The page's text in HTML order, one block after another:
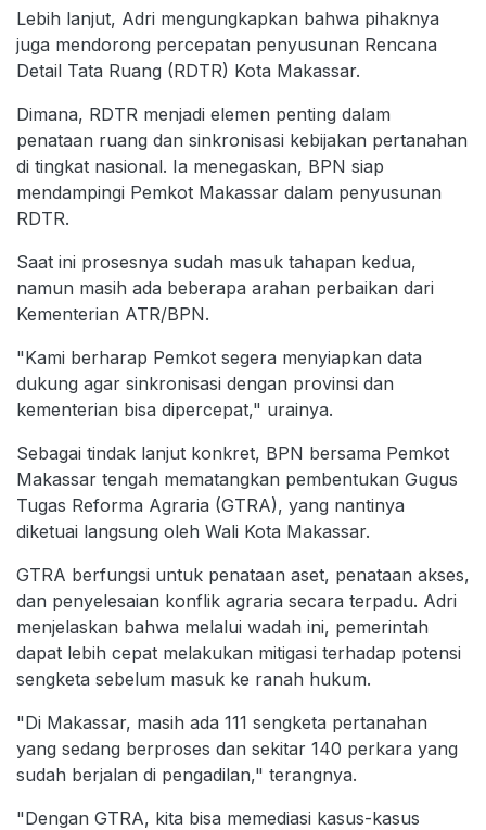
Lebih lanjut, Adri mengungkapkan bahwa pihaknya
juga mendorong percepatan penyusunan Rencana
Detail Tata Ruang (RDTR) Kota Makassar.
Dimana, RDTR menjadi elemen penting dalam
penataan ruang dan sinkronisasi kebijakan pertanahan
di tingkat nasional. Ia menegaskan, BPN siap
mendampingi Pemkot Makassar dalam penyusunan
RDTR.
Saat ini prosesnya sudah masuk tahapan kedua,
namun masih ada beberapa arahan perbaikan dari
Kementerian ATR/BPN.
"Kami berharap Pemkot segera menyiapkan data
dukung agar sinkronisasi dengan provinsi dan
kementerian bisa dipercepat," urainya.
Sebagai tindak lanjut konkret, BPN bersama Pemkot
Makassar tengah mematangkan pembentukan Gugus
Tugas Reforma Agraria (GTRA), yang nantinya
diketuai langsung oleh Wali Kota Makassar.
GTRA berfungsi untuk penataan aset, penataan akses,
dan penyelesaian konflik agraria secara terpadu. Adri
menjelaskan bahwa melalui wadah ini, pemerintah
dapat lebih cepat melakukan mitigasi terhadap potensi
sengketa sebelum masuk ke ranah hukum.
"Di Makassar, masih ada 111 sengketa pertanahan
yang sedang berproses dan sekitar 140 perkara yang
sudah berjalan di pengadilan," terangnya.
"Dengan GTRA, kita bisa memediasi kasus-kasus